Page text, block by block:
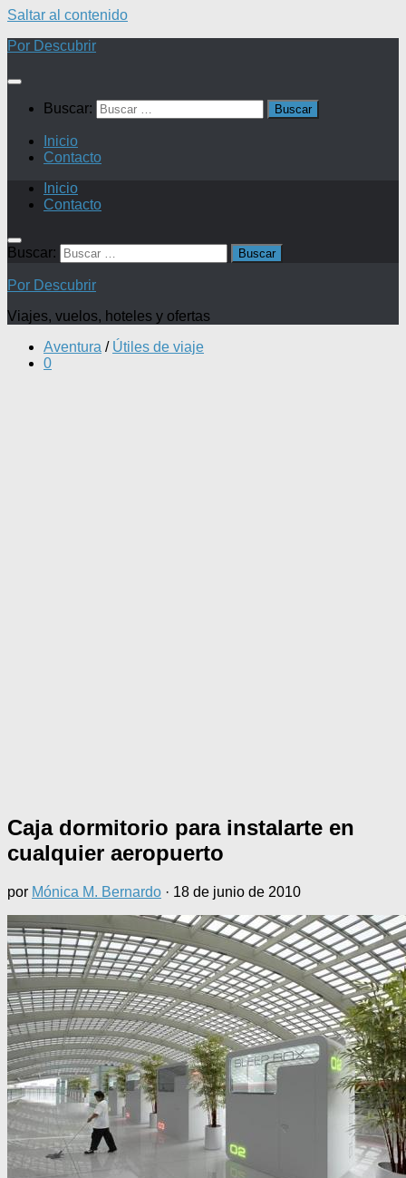
Saltar al contenido
Por Descubrir
Buscar:
Inicio
Contacto
Inicio
Contacto
Buscar:
Por Descubrir
Viajes, vuelos, hoteles y ofertas
Aventura / Útiles de viaje
0
Caja dormitorio para instalarte en
cualquier aeropuerto
por Mónica M. Bernardo · 18 de junio de 2010